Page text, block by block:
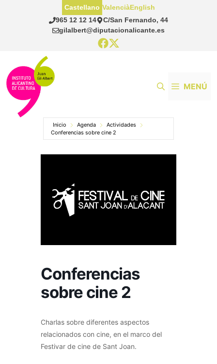
965 12 12 14
C/San Fernando, 44
gilalbert@diputacionalicante.es
Castellano ValenciàEnglish
MENÚ
Inicio Agenda
Actividades
Conferencias sobre cine 2
Conferencias
sobre cine 2
Charlas sobre diferentes aspectos
relacionados con cine, en el marco del
Festivar de cine de Sant Joan.